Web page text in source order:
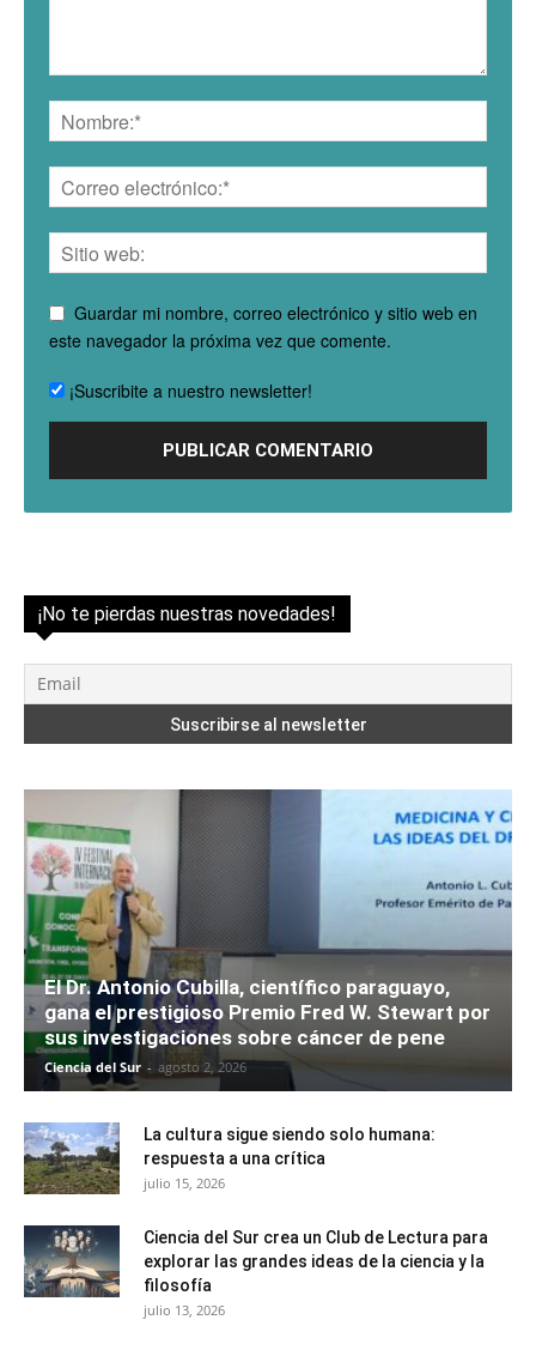
Guardar mi nombre, correo electrónico y sitio web en
este navegador la próxima vez que comente.
¡Suscribite a nuestro newsletter!
¡No te pierdas nuestras novedades!
El Dr. Antonio Cubilla, científico paraguayo,
gana el prestigioso Premio Fred W. Stewart por
sus investigaciones sobre cáncer de pene
Ciencia del Sur - agosto 2, 2026
La cultura sigue siendo solo humana:
respuesta a una crítica
julio 15, 2026
Ciencia del Sur crea un Club de Lectura para
explorar las grandes ideas de la ciencia y la
filosofía
julio 13, 2026